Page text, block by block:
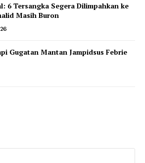
6 Tersangka Segera Dilimpahkan ke
Masih Buron
Gugatan Mantan Jampidsus Febrie